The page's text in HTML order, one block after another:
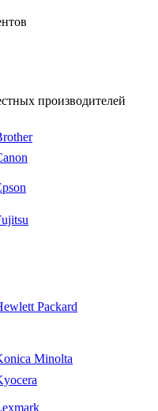
производителей
Packard
Minolta